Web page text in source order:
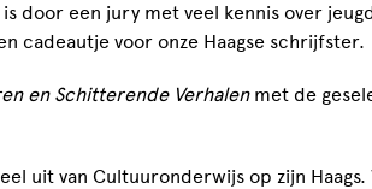
is door een jury met veel kennis over
cadeautje voor onze Haagse schrijfster.
en Schitterende Verhalen met de
uit van Cultuuronderwijs op zijn